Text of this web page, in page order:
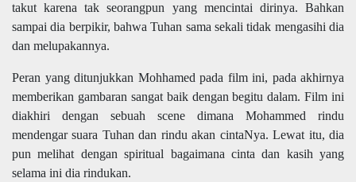
takut karena tak seorangpun yang mencintai dirinya. Bahkan
sampai dia berpikir, bahwa Tuhan sama sekali tidak mengasihi dia
dan melupakannya.
Peran yang ditunjukkan Mohhamed pada film ini, pada akhirnya
memberikan gambaran sangat baik dengan begitu dalam. Film ini
diakhiri dengan sebuah scene dimana Mohammed rindu
mendengar suara Tuhan dan rindu akan cintaNya. Lewat itu, dia
pun melihat dengan spiritual bagaimana cinta dan kasih yang
selama ini dia rindukan.